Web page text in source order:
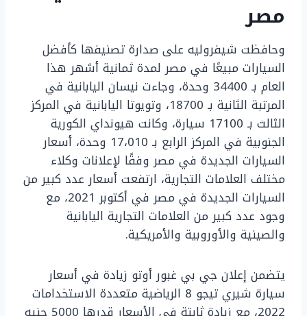
مصر
وحافظت شيفروليه على صدارة تصنيفها كأفضل
السيارات مبيعًا في مصر لمدة ثمانية أشهر هذا
العام بـ 34400 وحدة، وجاءت نيسان اليابانية في
المرتبة الثانية بـ 18700، وتويوتا اليابانية في المركز
الثالث بـ 17100 سيارة، وكانت هيونداي الكورية
الجنوبية في المركز الرابع بـ 17،010 وحدة، أسعار
السيارات الجديدة في مصر وفقًا لإعلانات وكلاء
مختلف العلامات التجارية، ارتفعت أسعار عدد كبير من
السيارات الجديدة في مصر في أكتوبر 2021، مع
وجود عدد كبير من العلامات التجارية اليابانية
والصينية والأوروبية والأمريكية.
يتضمن إعلان جي بي غبور أوتو زيادة في أسعار
سيارة شيري تيجو 8 الرياضية متعددة الاستخدامات